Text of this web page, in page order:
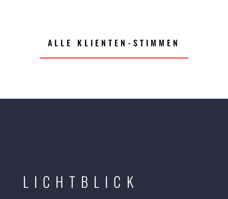
ALLE KLIENTEN-STIMMEN
LICHTBLICK